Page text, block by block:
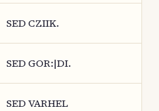
SED CZIIK.
SED GOR:|DI.
SED VARHEL